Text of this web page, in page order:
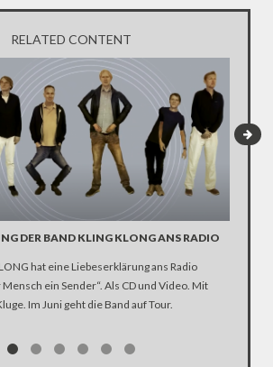
RELATED CONTENT
DER BAND KLING KLONG ANS RADIO
hat eine Liebeserklärung ans Radio
ein Sender“. Als CD und Video. Mit
Im Juni geht die Band auf Tour.